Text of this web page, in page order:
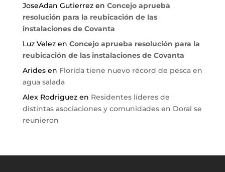
JoseAdan Gutierrezen Concejo aprueba
resolución para la reubicación de las
instalaciones de Covanta
Luz Velezen Concejo aprueba resolución para la
reubicación de las instalaciones de Covanta
Aridesen Florida tiene nuevo récord de pesca en
agua salada
Alex Rodriguezen Residentes líderes de
distintas asociaciones y comunidades en Doral se
reunieron